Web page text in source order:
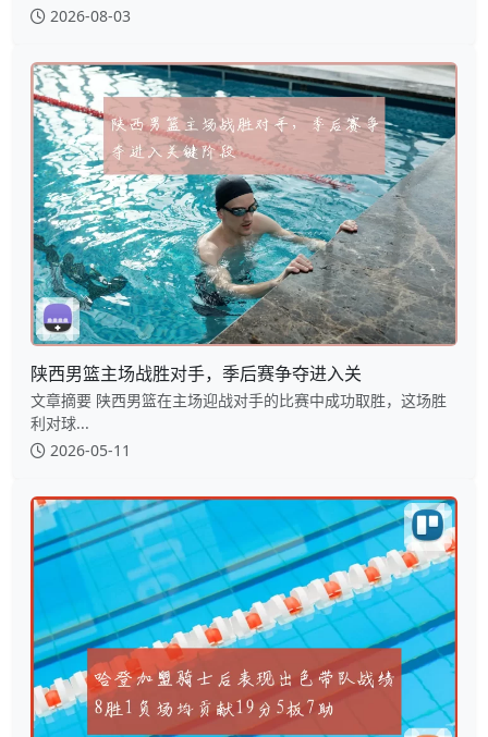
2026-08-03
陕西男篮主场战胜对手，季后赛争夺进入关
文章摘要 陕西男篮在主场迎战对手的比赛中成功取胜，这场胜
利对球...
2026-05-11